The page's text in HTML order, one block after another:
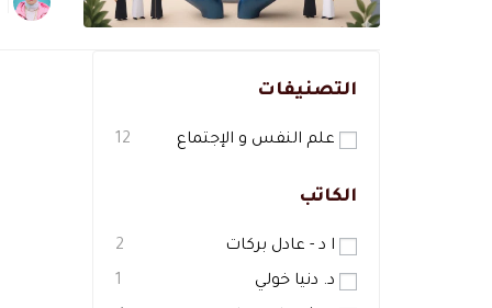
التصنيفات
علم النفس و الإجتماع 12
الكاتب
ا د - عادل بركات
2
د. دنيا خولي
1